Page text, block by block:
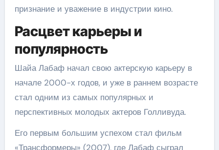
признание и уважение в индустрии кино.
Расцвет карьеры и
популярность
Шайа Лабаф начал свою актерскую карьеру в
начале 2000-х годов, и уже в раннем возрасте
стал одним из самых популярных и
перспективных молодых актеров Голливуда.
Его первым большим успехом стал фильм
«Трансформеры» (2007), где Лабаф сыграл